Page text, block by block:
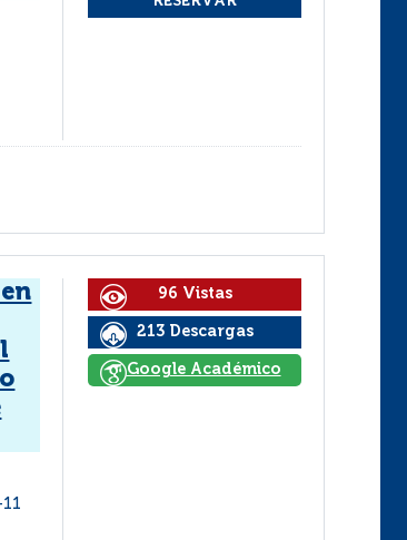
96 Vistas
213 Descargas
Google Académico